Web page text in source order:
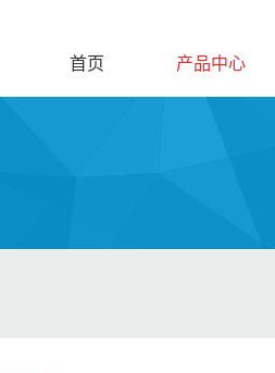
首页 产品中心